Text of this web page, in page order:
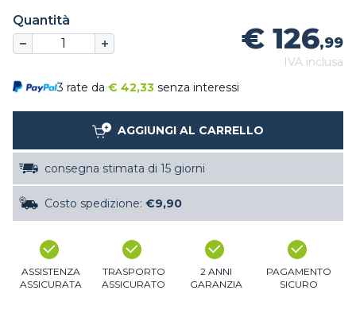
Quantità
€ 126,99
IVA inclusa
3 rate da € 42,33 senza interessi
AGGIUNGI AL CARRELLO
consegna stimata di 15 giorni
Costo spedizione: €9,90
ASSISTENZA
ASSICURATA
TRASPORTO
ASSICURATO
2 ANNI
GARANZIA
PAGAMENTO
SICURO